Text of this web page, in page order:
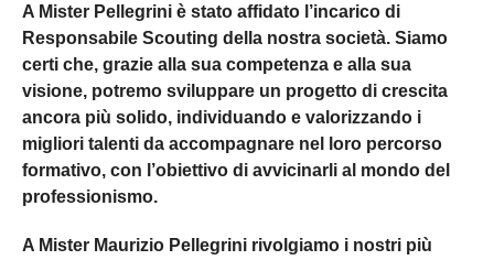
A Mister Pellegrini è stato affidato l’incarico di
Responsabile Scouting della nostra società. Siamo
certi che, grazie alla sua competenza e alla sua
visione, potremo sviluppare un progetto di crescita
ancora più solido, individuando e valorizzando i
migliori talenti da accompagnare nel loro percorso
formativo, con l’obiettivo di avvicinarli al mondo del
professionismo.
A Mister Maurizio Pellegrini rivolgiamo i nostri più